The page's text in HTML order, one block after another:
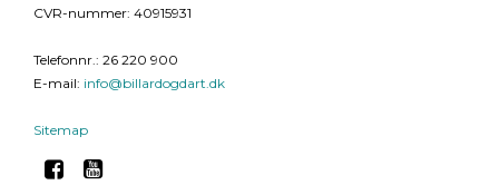
CVR-nummer: 40915931
Telefonnr.: 26 220 900
E-mail: info@billardogdart.dk
Sitemap